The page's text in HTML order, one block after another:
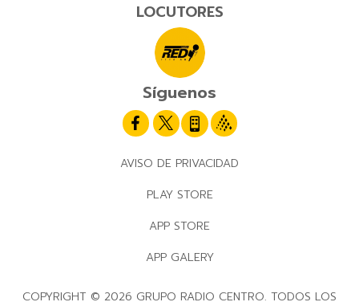
LOCUTORES
Síguenos
AVISO DE PRIVACIDAD
PLAY STORE
APP STORE
APP GALERY
COPYRIGHT © 2026 GRUPO RADIO CENTRO. TODOS LOS